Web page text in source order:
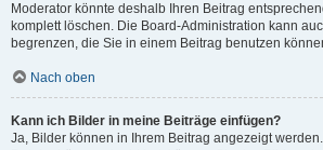
Moderator könnte deshalb Ihren Beitrag
komplett löschen. Die Board-Administration kann
begrenzen, die Sie in einem Beitrag benutzen
Nach oben
Kann ich Bilder in meine Beiträge einfügen?
Ja, Bilder können in Ihrem Beitrag angezeigt